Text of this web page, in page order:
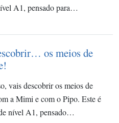
A1, pensado para…
os meios de
vais descobrir os meios de
a Mimi e com o Pipo. Este é
nível A1, pensado…